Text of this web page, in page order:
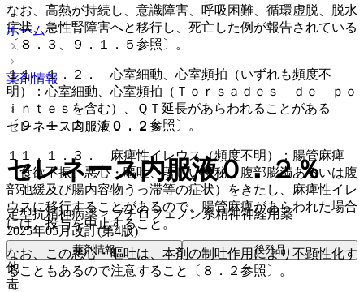
なお、高熱が持続し、意識障害、呼吸困難、循環虚脱、脱水
症状、急性腎障害へと移行し、死亡した例が報告されている
〔８．３、９．１．５参照〕。
１１．１．２． 心室細動、心室頻拍（いずれも頻度不
明）：心室細動、心室頻拍（Ｔｏｒｓａｄｅｓ ｄｅ ｐｏ
ｉｎｔｅｓを含む）、ＱＴ延長があらわれることがある
〔９．１．２、１０．２参照〕。
１１．１．３． 麻痺性イレウス（頻度不明）：腸管麻痺
（食欲不振、悪心・嘔吐、著しい便秘、腹部膨満あるいは腹
部弛緩及び腸内容物うっ滞等の症状）をきたし、麻痺性イレ
ウスに移行することがあるので、腸管麻痺があらわれた場合
には、投与を中止すること。
なお、この悪心・嘔吐は、本剤の制吐作用により不顕性化す
ることもあるので注意すること〔８．２参照〕。
ホーム
薬剤情報
セレネース内服液０．２％
セレネース内服液０．２％
定型抗精神病薬 > ブチロフェノン系精神神経用薬
2025年05月改訂(第4版)
薬剤情報 後発品
他
毒